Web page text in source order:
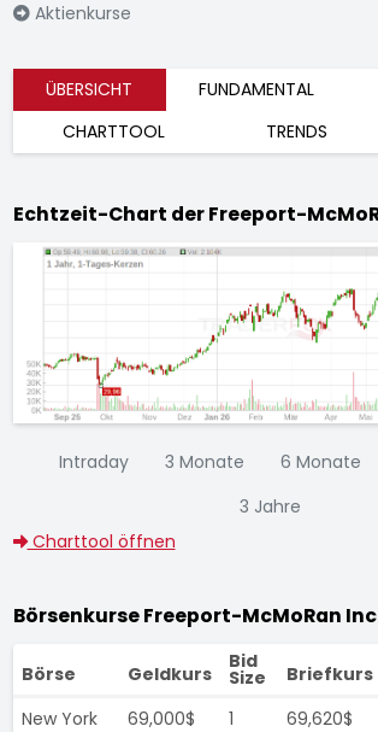
Aktienkurse
ÜBERSICHT FUNDAMENTAL
CHARTTOOL
TRENDS
Echtzeit-Chart der Freeport-
Intraday 3 Monate 6 Monate
3 Jahre
Charttool öffnen
Börsenkurse Freeport-McMoRan
Börse Geldkurs
Bid
Size Briefkurs
New York
69,000$ 1 69,620$